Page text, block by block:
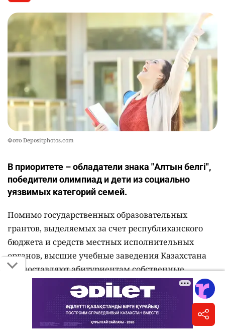
Фото Depositphotos.com
В приоритете – обладатели знака "Алтын белгі",
победители олимпиад и дети из социально
уязвимых категорий семей.
Помимо государственных образовательных
грантов, выделяемых за счет республиканского
бюджета и средств местных исполнительных
органов, высшие учебные заведения Казахстана
предоставляют абитуриентам собственные
образовательные гранты, скидки на оплату
обучения и именные стипендии,сообщает
Министерство науки и высшего образования РК.